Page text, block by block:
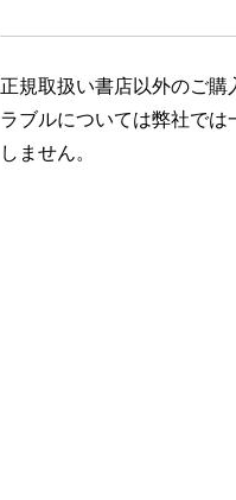
正規取扱い書店以外のご購
ラブルについては弊社では
しません。